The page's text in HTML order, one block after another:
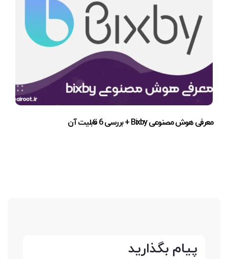
معرفی هوش مصنوعی Bixby + بررسی 6 قابلیت آن
پیام بگذارید